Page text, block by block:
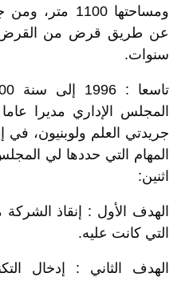
ومساحتها
سنوات.
المجلس الإداري مديرا
جريدتي العلم ولوبنيون،
المهام التي حددها لي
اثنين:
الهدف الأول : إنقاذ الشركة
التي كانت عليه.
الهدف الثاني : إدخال